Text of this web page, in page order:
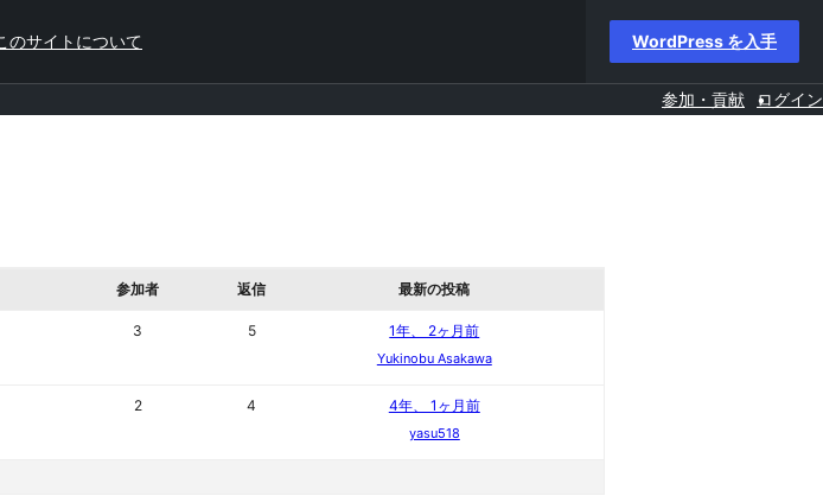
のサイトについて WordPress を入手
参加・貢献 ログイン
参加者 返信 最新の投稿
3 5 1年、 2ヶ月前
Yukinobu Asakawa
2 4 4年、 1ヶ月前
yasu518